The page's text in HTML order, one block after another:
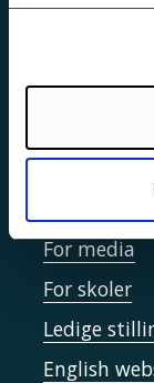
Sikkerhet,
For media
For skoler
Ledige
English